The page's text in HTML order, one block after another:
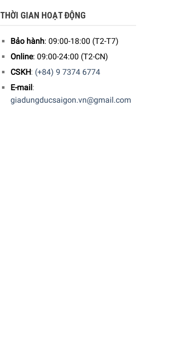
THỜI GIAN HOẠT ĐỘNG
Bảo hành: 09:00-18:00 (T2-T7)
Online: 09:00-24:00 (T2-CN)
CSKH: (+84) 9 7374 6774
E-mail:
giadungducsaigon.vn@gmail.com